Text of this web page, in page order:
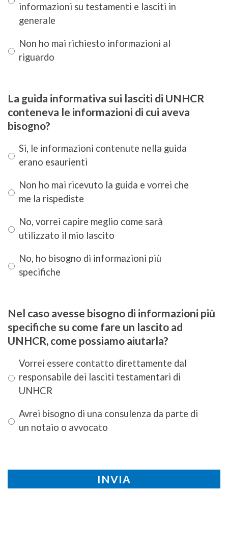
informazioni su testamenti e lasciti in
generale
Non ho mai richiesto informazioni al
riguardo
La guida informativa sui lasciti di UNHCR
conteneva le informazioni di cui aveva
bisogno?
Si, le informazioni contenute nella guida
erano esaurienti
Non ho mai ricevuto la guida e vorrei che
me la rispediste
No, vorrei capire meglio come sarà
utilizzato il mio lascito
No, ho bisogno di informazioni più
specifiche
Nel caso avesse bisogno di informazioni più
specifiche su come fare un lascito ad
UNHCR, come possiamo aiutarla?
Vorrei essere contatto direttamente dal
responsabile dei lasciti testamentari di
UNHCR
Avrei bisogno di una consulenza da parte di
un notaio o avvocato